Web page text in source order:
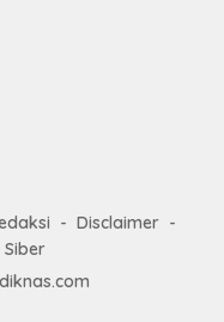
Disclaimer
Siber